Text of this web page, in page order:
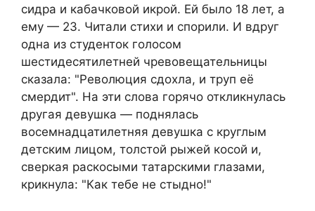
сидра и кабачковой икрой. Ей было 18 лет, а
ему — 23. Читали стихи и спорили. И вдруг
одна из студенток голосом
шестидесятилетней чревовещательницы
сказала: "Революция сдохла, и труп её
смердит". На эти слова горячо откликнулась
другая девушка — поднялась
восемнадцатилетняя девушка с круглым
детским лицом, толстой рыжей косой и,
сверкая раскосыми татарскими глазами,
крикнула: "Как тебе не стыдно!"